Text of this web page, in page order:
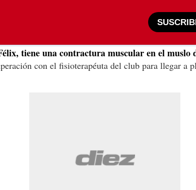
tiene una contractura muscular en el muslo
con el fisioterapéuta del club para llegar a